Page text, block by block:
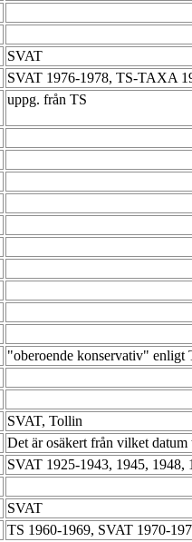
SVAT
SVAT 1976-1978, TS-TAXA
uppg. från TS
"oberoende konservativ" enligt
SVAT, Tollin
Det är osäkert från vilket
SVAT 1925-1943, 1945, 1948,
SVAT
TS 1960-1969, SVAT 1970-